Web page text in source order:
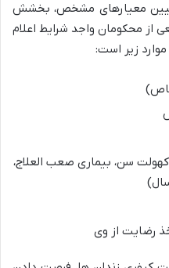
معیارهای مشخص، بخشش
از محکومان واجد شرایط اعلام
زیر است:
سن، بیماری صعب العلاج،
رضایت از وی